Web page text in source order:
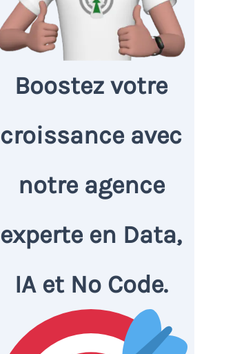
Boostez votre
croissance avec
notre agence
experte en Data,
IA et No Code.